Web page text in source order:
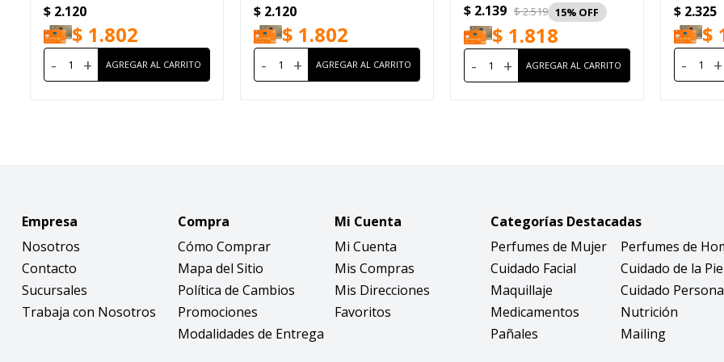
$ 2.120
$ 1.802
- +
True Black
$ 2.120
$ 1.802
- +
Delineador Flash Cat Eye Black
$ 2.139 $2.519 15
$ 1.818
- +
Length 8ml
$ 2.325
$
- +
Empresa
Nosotros
Contacto
Sucursales
Trabaja con Nosotros
Compra
Cómo Comprar
Mapa del Sitio
Política de Cambios
Promociones
Modalidades de Entrega
Mi Cuenta
Mi Cuenta
Mis Compras
Mis Direcciones
Favoritos
Categorías Destacadas
Perfumes de Mujer
Perfumes de
Cuidado Facial
Cuidado de la
Maquillaje
Cuidado
Medicamentos
Nutrición
Pañales
Mailing